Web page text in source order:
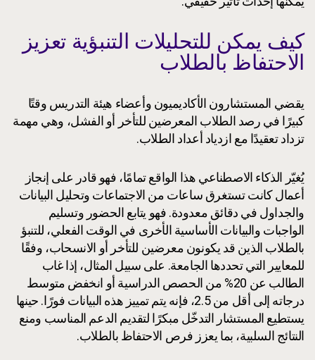
كيف يمكن للتحليلات التنبؤية تعزيز
الاحتفاظ بالطلاب
يقضي المستشارون الأكاديميون وأعضاء هيئة التدريس وقتًا
كبيرًا في رصد الطلاب المعرضين للتأخر أو الفشل، وهي مهمة
تزداد تعقيدًا مع ازدياد أعداد الطلاب.
يُغيّر الذكاء الاصطناعي هذا الواقع تمامًا، فهو قادر على إنجاز
أعمال كانت تستغرق ساعات من الاجتماعات وتحليل البيانات
والجداول في دقائق معدودة. فهو يتابع الحضور وتسليم
الواجبات والبيانات الأساسية الأخرى في الوقت الفعلي، للتنبؤ
بالطلاب الذين قد يكونون معرضين للتأخر أو الانسحاب، وفقًا
للمعايير التي تحددها الجامعة. على سبيل المثال، إذا غاب
الطالب عن 20% من الحصص الدراسية أو انخفض متوسط
درجاته إلى أقل من 2.5، فإنه يتم تمييز هذه البيانات فورًا. حينها
يستطيع المستشار التدخّل مبكرًا لتقديم الدعم المناسب ومنع
النتائج السلبية، بما يعزز فرص الاحتفاظ بالطلاب.